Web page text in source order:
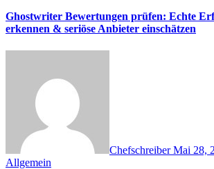
Ghostwriter Bewertungen prüfen: Echte
erkennen & seriöse Anbieter einschätzen
ChefschreiberMai 28,
Allgemein